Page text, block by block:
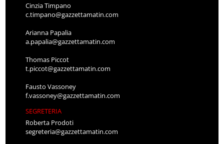
Cinzia Timpano
c.timpano@gazzettamatin.com
Arianna Papalia
a.papalia@gazzettamatin.com
Thomas Piccot
t.piccot@gazzettamatin.com
Fausto Vassoney
f.vassoney@gazzettamatin.com
SEGRETERIA
Roberta Prodoti
segreteria@gazzettamatin.com